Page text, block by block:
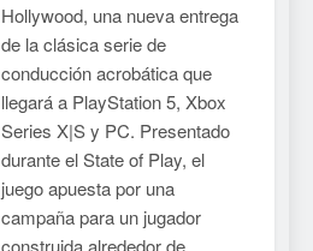
Hollywood, una nueva entrega
de la clásica serie de
conducción acrobática que
llegará a PlayStation 5, Xbox
Series X|S y PC. Presentado
durante el State of Play, el
juego apuesta por una
campaña para un jugador
construida alrededor de